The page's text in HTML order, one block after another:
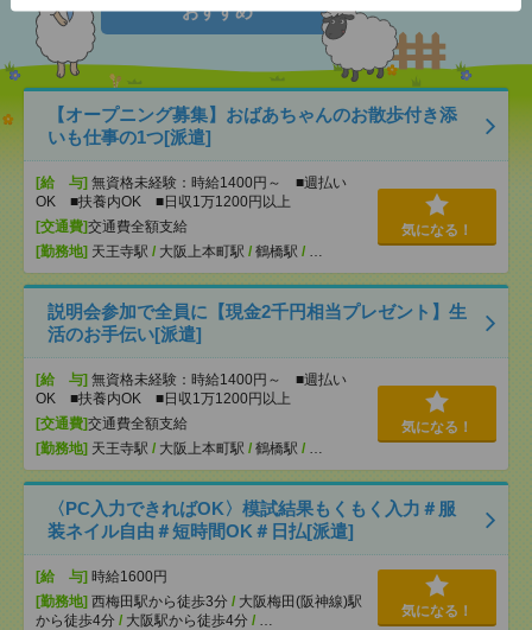
おすすめ
【オープニング募集】おばあちゃんのお散歩付き添
いも仕事の1つ[派遣]
[給 与] 無資格未経験：時給1400円～ ■週払い
OK ■扶養内OK ■日収1万1200円以上
[交通費]交通費全額支給
[勤務地] 天王寺駅 / 大阪上本町駅 / 鶴橋駅 / …
気になる！
説明会参加で全員に【現金2千円相当プレゼント】生
活のお手伝い[派遣]
[給 与] 無資格未経験：時給1400円～ ■週払い
OK ■扶養内OK ■日収1万1200円以上
[交通費]交通費全額支給
[勤務地] 天王寺駅 / 大阪上本町駅 / 鶴橋駅 / …
気になる！
〈PC入力できればOK〉模試結果もくもく入力＃服
装ネイル自由＃短時間OK＃日払[派遣]
[給 与] 時給1600円
[勤務地] 西梅田駅から徒歩3分 / 大阪梅田(阪神線)駅
から徒歩4分 / 大阪駅から徒歩4分 / …
気になる！